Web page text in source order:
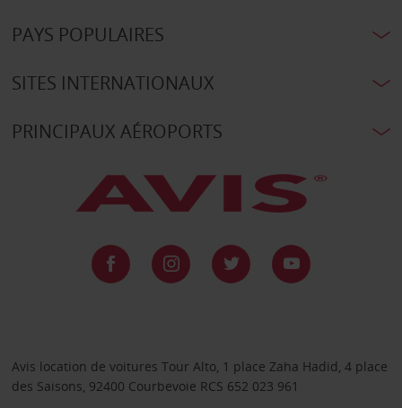
PAYS POPULAIRES
SITES INTERNATIONAUX
PRINCIPAUX AÉROPORTS
Avis location de voitures Tour Alto, 1 place Zaha Hadid, 4 place
des Saisons, 92400 Courbevoie RCS 652 023 961